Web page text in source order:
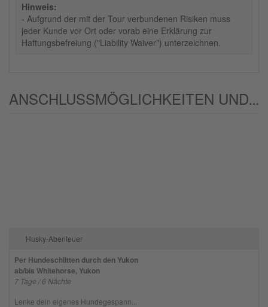
Hinweis:
- Aufgrund der mit der Tour verbundenen Risiken muss
jeder Kunde vor Ort oder vorab eine Erklärung zur
Haftungsbefreiung ("Liability Waiver") unterzeichnen.
ANSCHLUSSMÖGLICHKEITEN UND/ODER ALTERNATIVEN:
Husky-Abenteuer
Per Hundeschlitten durch den Yukon
ab/bis Whitehorse, Yukon
7 Tage / 6 Nächte
Lenke dein eigenes Hundegespann...